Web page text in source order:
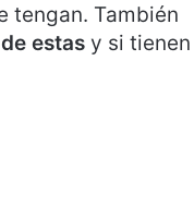
tengan. También
estas y si tienen